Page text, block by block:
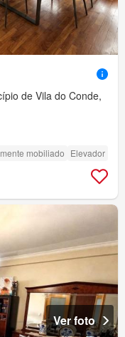
de Vila do Conde,
mobiliado Elevador
Ver foto